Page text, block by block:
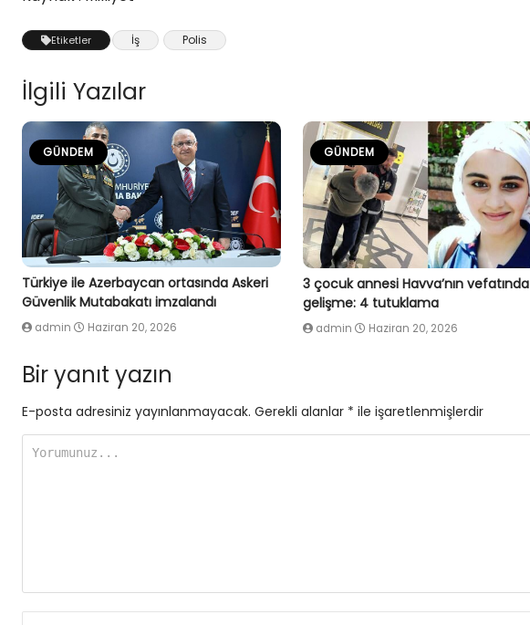
Etiketler İş Polis
İlgili Yazılar
GÜNDEM
Türkiye ile Azerbaycan ortasında Askeri
Güvenlik Mutabakatı imzalandı
admin Haziran 20, 2026
GÜNDEM
3 çocuk annesi Havva’nın vefatında
gelişme: 4 tutuklama
admin Haziran 20, 2026
Bir yanıt yazın
E-posta adresiniz yayınlanmayacak. Gerekli alanlar * ile işaretlenmişlerdir